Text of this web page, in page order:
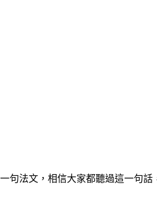
句法文，相信大家都聽過這一句